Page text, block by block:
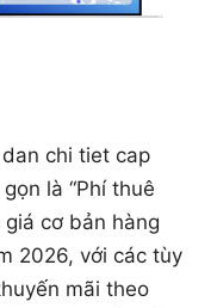
chi tiet cap
là “Phí thuê
cơ bản hàng
2026, với các tùy
mãi theo